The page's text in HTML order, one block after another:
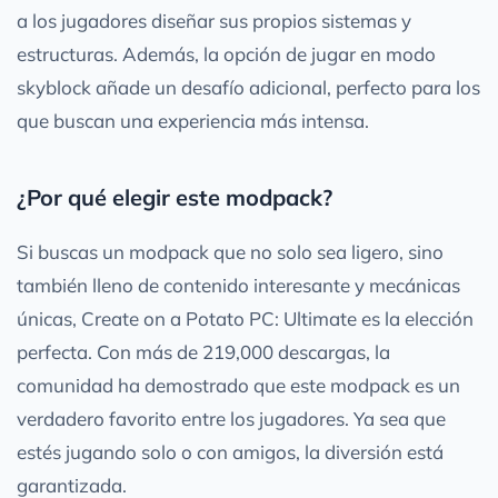
a los jugadores diseñar sus propios sistemas y
estructuras. Además, la opción de jugar en modo
skyblock añade un desafío adicional, perfecto para los
que buscan una experiencia más intensa.
¿Por qué elegir este modpack?
Si buscas un modpack que no solo sea ligero, sino
también lleno de contenido interesante y mecánicas
únicas, Create on a Potato PC: Ultimate es la elección
perfecta. Con más de 219,000 descargas, la
comunidad ha demostrado que este modpack es un
verdadero favorito entre los jugadores. Ya sea que
estés jugando solo o con amigos, la diversión está
garantizada.